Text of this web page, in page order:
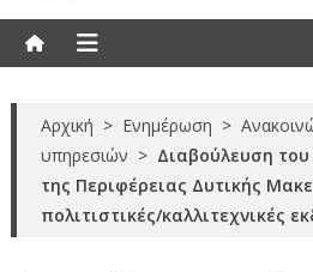
Αρχική > Ενημέρωση >
υπηρεσιών > Διαβούλευση
της Περιφέρειας Δυτικής
πολιτιστικές/καλλιτεχνικές